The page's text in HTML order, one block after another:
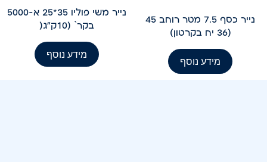
נייר כסף 7.5 מטר רוחב 45
(36 יח בקרטון)
מידע נוסף
נייר משי פוליו 35*25 א-5000
בקר` (10ק"ג(
מידע נוסף